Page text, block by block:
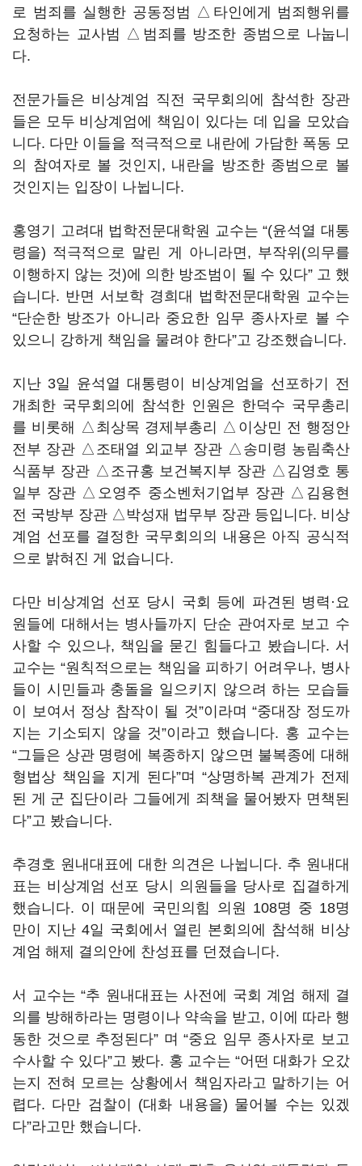
로 범죄를 실행한 공동정범 △타인에게 범죄행위를
요청하는 교사범 △범죄를 방조한 종범으로 나눕니
다.
전문가들은 비상계엄 직전 국무회의에 참석한 장관
들은 모두 비상계엄에 책임이 있다는 데 입을 모았습
니다. 다만 이들을 적극적으로 내란에 가담한 폭동 모
의 참여자로 볼 것인지, 내란을 방조한 종범으로 볼
것인지는 입장이 나뉩니다.
홍영기 고려대 법학전문대학원 교수는 “(윤석열 대통
령을) 적극적으로 말린 게 아니라면, 부작위(의무를
이행하지 않는 것)에 의한 방조범이 될 수 있다” 고 했
습니다. 반면 서보학 경희대 법학전문대학원 교수는
“단순한 방조가 아니라 중요한 임무 종사자로 볼 수
있으니 강하게 책임을 물려야 한다”고 강조했습니다.
지난 3일 윤석열 대통령이 비상계엄을 선포하기 전
개최한 국무회의에 참석한 인원은 한덕수 국무총리
를 비롯해 △최상목 경제부총리 △이상민 전 행정안
전부 장관 △조태열 외교부 장관 △송미령 농림축산
식품부 장관 △조규홍 보건복지부 장관 △김영호 통
일부 장관 △오영주 중소벤처기업부 장관 △김용현
전 국방부 장관 △박성재 법무부 장관 등입니다. 비상
계엄 선포를 결정한 국무회의의 내용은 아직 공식적
으로 밝혀진 게 없습니다.
다만 비상계엄 선포 당시 국회 등에 파견된 병력·요
원들에 대해서는 병사들까지 단순 관여자로 보고 수
사할 수 있으나, 책임을 묻긴 힘들다고 봤습니다. 서
교수는 “원칙적으로는 책임을 피하기 어려우나, 병사
들이 시민들과 충돌을 일으키지 않으려 하는 모습들
이 보여서 정상 참작이 될 것”이라며 “중대장 정도까
지는 기소되지 않을 것”이라고 했습니다. 홍 교수는
“그들은 상관 명령에 복종하지 않으면 불복종에 대해
형법상 책임을 지게 된다”며 “상명하복 관계가 전제
된 게 군 집단이라 그들에게 죄책을 물어봤자 면책된
다”고 봤습니다.
추경호 원내대표에 대한 의견은 나뉩니다. 추 원내대
표는 비상계엄 선포 당시 의원들을 당사로 집결하게
했습니다. 이 때문에 국민의힘 의원 108명 중 18명
만이 지난 4일 국회에서 열린 본회의에 참석해 비상
계엄 해제 결의안에 찬성표를 던졌습니다.
서 교수는 “추 원내대표는 사전에 국회 계엄 해제 결
의를 방해하라는 명령이나 약속을 받고, 이에 따라 행
동한 것으로 추정된다” 며 “중요 임무 종사자로 보고
수사할 수 있다”고 봤다. 홍 교수는 “어떤 대화가 오갔
는지 전혀 모르는 상황에서 책임자라고 말하기는 어
렵다. 다만 검찰이 (대화 내용을) 물어볼 수는 있겠
다”라고만 했습니다.